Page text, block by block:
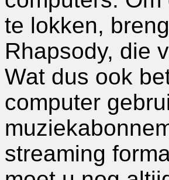
te lokken,
Rhapsody, die
Wat dus ook
computer
streaming